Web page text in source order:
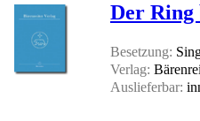
Der Ring
Besetzung:
Verlag:
Auslieferbar: